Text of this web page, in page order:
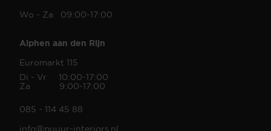
Wo - Za 09:00-17:00
Alphen aan den Rijn
Euromarkt 115
Di - Vr 10:00-17:00
Za 9:00-17:00
085 - 114 45 88
info@puuur-interiors.nl